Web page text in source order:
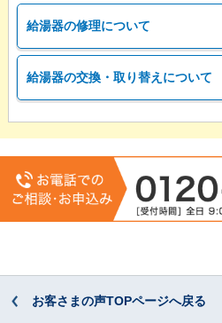
給湯器の修理について
給湯器の交換・取り替えについて
お客さまの声TOPページへ戻る